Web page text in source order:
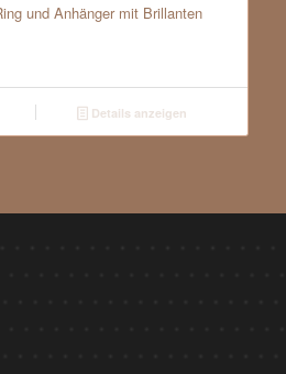
und Anhänger mit Brillanten
Details anzeigen